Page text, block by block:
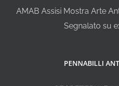
AMAB Assisi Mostra Arte
Segnalato su
PENNABILLI